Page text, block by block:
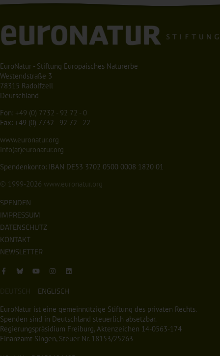
EuroNatur - Stiftung Europäisches Naturerbe
Westendstraße 3
78315 Radolfzell
Deutschland
Fon: +49 (0) 7732 - 92 72 - 0
Fax: +49 (0) 7732 - 92 72 - 22
www.euronatur.org
info(at)euronatur.org
Spendenkonto: IBAN DE53 3702 0500 0008 1820 01
© 1999-2026 www.euronatur.org
SPENDEN
IMPRESSUM
DATENSCHUTZ
KONTAKT
NEWSLETTER
DEUTSCH ENGLISCH
EuroNatur ist eine gemeinnützige Stiftung des privaten Rechts.
Spenden sind in Deutschland steuerlich absetzbar.
Regierungspräsidium Freiburg, Aktenzeichen 14-0563-174
Finanzamt Singen, Steuer Nr. 18153/25263